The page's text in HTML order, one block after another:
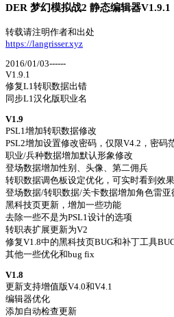
DER 梦幻模拟战2 静态编辑器V1.9.1
转载请注明作者和出处
https://langrisser.xyz
2016/01/03------
V1.9.1
修复L1转职数据出错
同步L1汉化版职业名
V1.9
PSL1增加转职数据修改
PSL2增加设置修改密码，仅限V4.2，密码
职业/兵种数据增加默认形象修改
登场数据增加性别、头像、第二佣兵
转职数据调色板设定优化，可实时看到效果
登场数据/转职数据/关卡数据增加角色雷亚
黑科技页更新，增加一些功能
去除一些不是为PSL1设计的选项
转职表扩展更新为V2
修复V1.8中的黑科技页BUG和补丁工具
其他一些优化和bug fix
V1.8
更新支持增值版V4.0和V4.1
编辑器优化
添加自动检查更新